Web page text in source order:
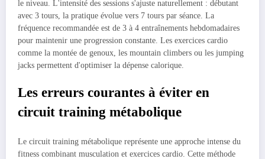
le niveau. L'intensité des sessions s'ajuste naturellement : débutant
avec 3 tours, la pratique évolue vers 7 tours par séance. La
fréquence recommandée est de 3 à 4 entraînements hebdomadaires
pour maintenir une progression constante. Les exercices cardio
comme la montée de genoux, les mountain climbers ou les jumping
jacks permettent d'optimiser la dépense calorique.
Les erreurs courantes à éviter en
circuit training métabolique
Le circuit training métabolique représente une approche intense du
fitness combinant musculation et exercices cardio. Cette méthode